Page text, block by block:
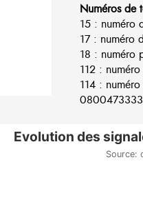
Numéros de
15 : numéro
17 : numéro
18 : numéro
112 :
114 :
0800473333
Evolution des
Source: